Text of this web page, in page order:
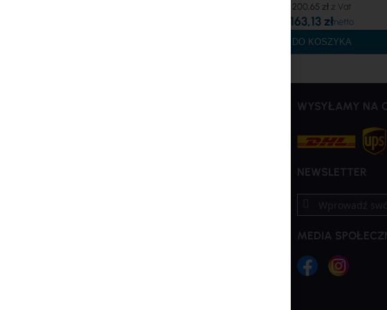
200,65 zł
163,13 zł
DO KOSZYKA
WYSYŁAMY NA
NEWSLETTER
Subskrybuj
nasz
MEDIA